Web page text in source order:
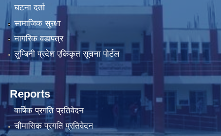
घटना दर्ता
सामाजिक सुरक्षा
नागरिक वडापत्र
लुम्बिनी प्रदेश एकिकृत सूचना पोर्टल
Reports
वार्षिक प्रगति प्रतिवेदन
चौमासिक प्रगति प्रतिवेदन